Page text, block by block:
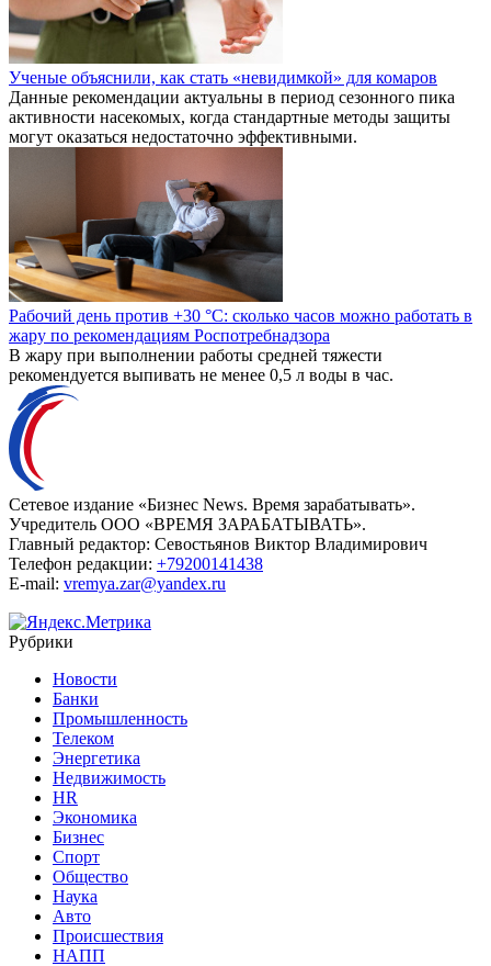
Ученые объяснили, как стать «невидимкой» для комаров
Данные рекомендации актуальны в период сезонного пика
активности насекомых, когда стандартные методы защиты
могут оказаться недостаточно эффективными.
Рабочий день против +30 °C: сколько часов можно работать в
жару по рекомендациям Роспотребнадзора
В жару при выполнении работы средней тяжести
рекомендуется выпивать не менее 0,5 л воды в час.
Сетевое издание «Бизнес News. Время зарабатывать».
Учредитель ООО «ВРЕМЯ ЗАРАБАТЫВАТЬ».
Главный редактор: Севостьянов Виктор Владимирович
Телефон редакции: +79200141438
E-mail: vremya.zar@yandex.ru
Рубрики
Новости
Банки
Промышленность
Телеком
Энергетика
Недвижимость
HR
Экономика
Бизнес
Спорт
Общество
Наука
Авто
Происшествия
НАПП